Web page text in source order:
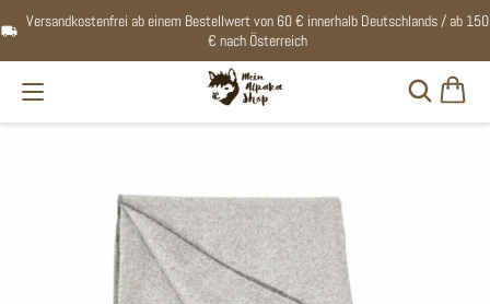
Versandkostenfrei ab einem Bestellwert von 60 € innerhalb Deutschlands / ab 150
€ nach Österreich